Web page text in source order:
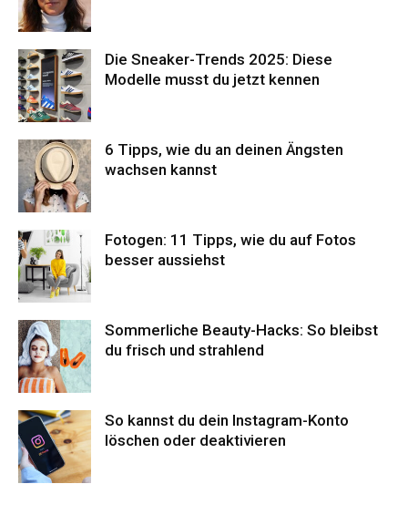
Die Sneaker-Trends 2025: Diese
Modelle musst du jetzt kennen
6 Tipps, wie du an deinen Ängsten
wachsen kannst
Fotogen: 11 Tipps, wie du auf Fotos
besser aussiehst
Sommerliche Beauty-Hacks: So bleibst
du frisch und strahlend
So kannst du dein Instagram-Konto
löschen oder deaktivieren